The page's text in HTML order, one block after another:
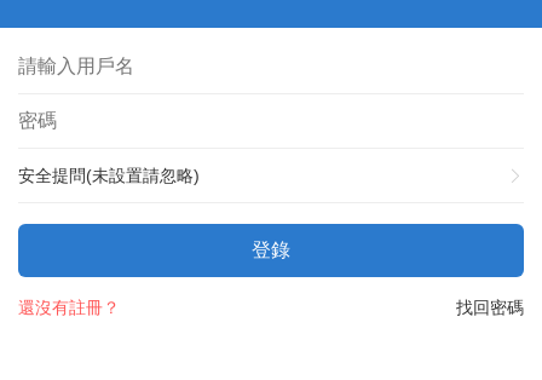
安全提問(未設置請忽略)
登錄
找回密碼
還沒有註冊？